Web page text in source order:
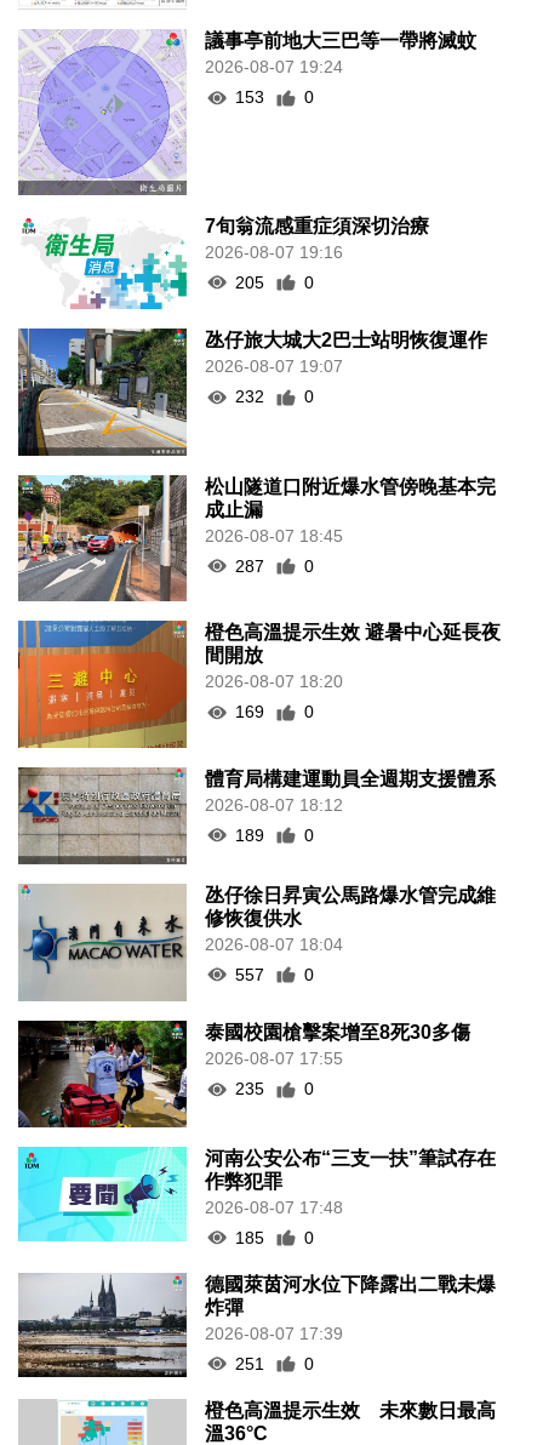
議事亭前地大三巴等一帶將滅蚊
2026-08-07 19:24
153
0
7旬翁流感重症須深切治療
2026-08-07 19:16
205
0
氹仔旅大城大2巴士站明恢復運作
2026-08-07 19:07
232
0
松山隧道口附近爆水管傍晚基本完
成止漏
2026-08-07 18:45
287
0
橙色高溫提示生效 避暑中心延長夜
間開放
2026-08-07 18:20
169
0
體育局構建運動員全週期支援體系
2026-08-07 18:12
189
0
氹仔徐日昇寅公馬路爆水管完成維
修恢復供水
2026-08-07 18:04
557
0
泰國校園槍擊案增至8死30多傷
2026-08-07 17:55
235
0
河南公安公布“三支一扶”筆試存在
作弊犯罪
2026-08-07 17:48
185
0
德國萊茵河水位下降露出二戰未爆
炸彈
2026-08-07 17:39
251
0
橙色高溫提示生效 未來數日最高
溫36°C